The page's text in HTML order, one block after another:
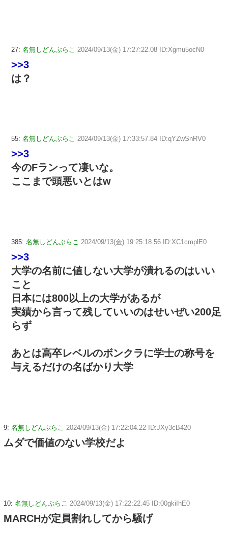
27: 名無しどんぶらこ 2024/09/13(金) 17:27:22.08 ID:Xgmu5ocN0
>>3
は？
55: 名無しどんぶらこ 2024/09/13(金) 17:33:57.84 ID:qYZwSnRV0
>>3
今のFランって凄いな。
ここまで頭悪いとはw
385: 名無しどんぶらこ 2024/09/13(金) 19:25:18.56 ID:XC1cmplE0
>>3
大学の名前に値しない大学が潰れるのはいい
こと
日本には800以上の大学があるが
実績から言って残していいのはせいぜい200足
らず
あとは高卒レベルのボンクラに学士の称号を
与えるだけの名ばかり大学
9: 名無しどんぶらこ 2024/09/13(金) 17:22:04.22 ID:JXy3cB420
ムダで価値のない学校だよ
10: 名無しどんぶらこ 2024/09/13(金) 17:22:22.45 ID:00gkiIhE0
MARCHが定員割れしてから騒げ